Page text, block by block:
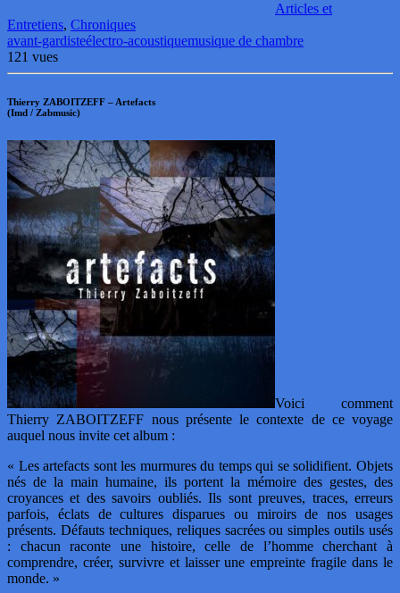
Articles et
Entretiens, Chroniques
avant-gardisteélectro-acoustiquemusique de chambre
121 vues
Thierry ZABOITZEFF – Artefacts
(Imd / Zabmusic)
Voici comment
Thierry ZABOITZEFF nous présente le contexte de ce voyage
auquel nous invite cet album :
« Les artefacts sont les murmures du temps qui se solidifient. Objets
nés de la main humaine, ils portent la mémoire des gestes, des
croyances et des savoirs oubliés. Ils sont preuves, traces, erreurs
parfois, éclats de cultures disparues ou miroirs de nos usages
présents. Défauts techniques, reliques sacrées ou simples outils usés
: chacun raconte une histoire, celle de l’homme cherchant à
comprendre, créer, survivre et laisser une empreinte fragile dans le
monde. »